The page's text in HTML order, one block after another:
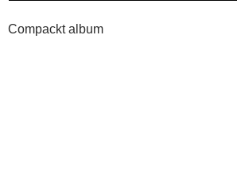
Compackt album